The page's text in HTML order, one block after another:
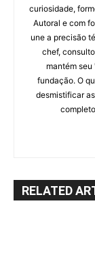
curiosidade,
Autoral e com
une a precisão
chef,
mantém
fundação. O
desmistificar
RELATED